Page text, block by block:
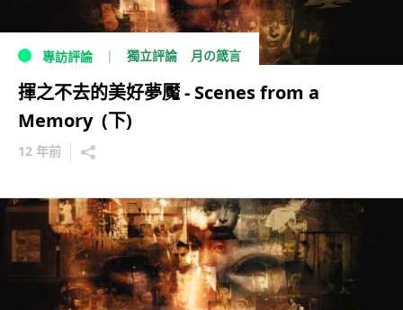
專訪評論 獨立評論 月の箴言
揮之不去的美好夢魘 - Scenes from a
Memory (下)
12 年前